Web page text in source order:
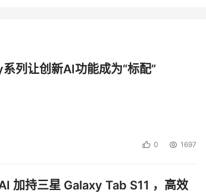
列让创新AI功能成为“标配”
0 1697
加持三星 Galaxy Tab S11 ，高效